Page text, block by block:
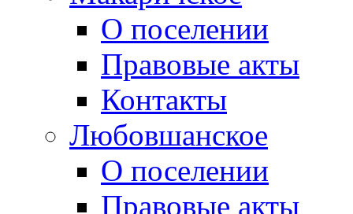
О поселении
Правовые акты
Контакты
Любовшанское
О поселении
Правовые акты